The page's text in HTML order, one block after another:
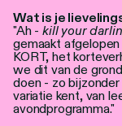
Wat is je
"Ah -kill your
gemaakt
KORT, het
we dit van de
doen - zo
variatie kent, van
avondprogramma."